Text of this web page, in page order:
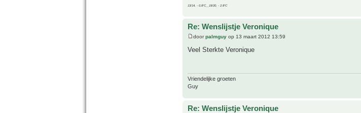
13/14, - 0.8°C__19/20, - 2.8°C
Re: Wenslijstje Veronique
doorpalmguy op 13 maart 2012 13:59
Veel Sterkte Veronique
Vriendelijke groeten
Guy
Re: Wenslijstje Veronique